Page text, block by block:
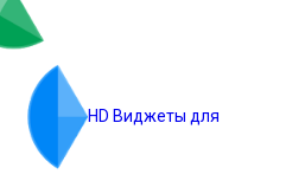
HD Виджеты для